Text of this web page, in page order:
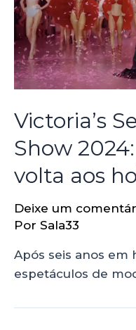
Victoria’s
Show
volta aos
Deixe um
Por Sala33
Após seis anos em
espetáculos de